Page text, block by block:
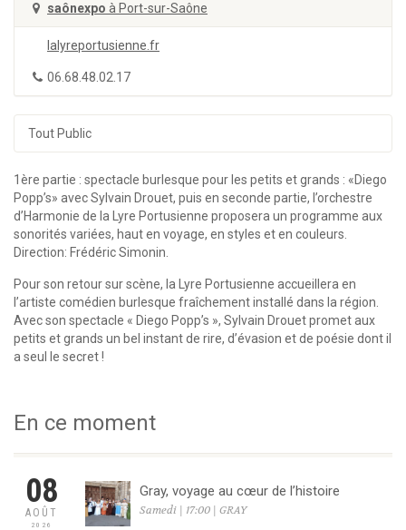
saônexpo à Port-sur-Saône
lalyreportusienne.fr
06.68.48.02.17
Tout Public
1ère partie : spectacle burlesque pour les petits et grands : «Diego
Popp’s» avec Sylvain Drouet, puis en seconde partie, l’orchestre
d’Harmonie de la Lyre Portusienne proposera un programme aux
sonorités variées, haut en voyage, en styles et en couleurs.
Direction: Frédéric Simonin.
Pour son retour sur scène, la Lyre Portusienne accueillera en
l’artiste comédien burlesque fraîchement installé dans la région.
Avec son spectacle « Diego Popp’s », Sylvain Drouet promet aux
petits et grands un bel instant de rire, d’évasion et de poésie dont il
a seul le secret !
En ce moment
08
AOÛT
2026
Gray, voyage au cœur de l’histoire
Samedi | 17:00 | GRAY